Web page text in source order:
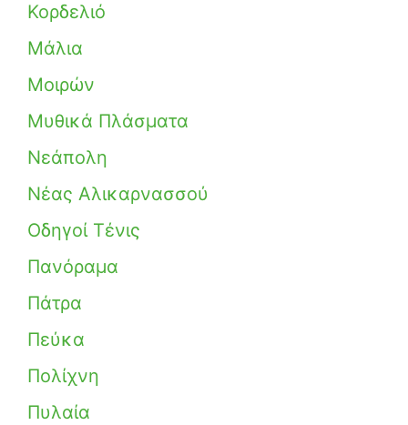
Κορδελιό
Μάλια
Μοιρών
Μυθικά Πλάσματα
Νεάπολη
Νέας Αλικαρνασσού
Οδηγοί Τένις
Πανόραμα
Πάτρα
Πεύκα
Πολίχνη
Πυλαία